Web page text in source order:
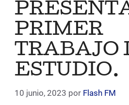
PRIMER
TRABAJO
ESTUDIO.
10 junio, 2023 por Flash FM